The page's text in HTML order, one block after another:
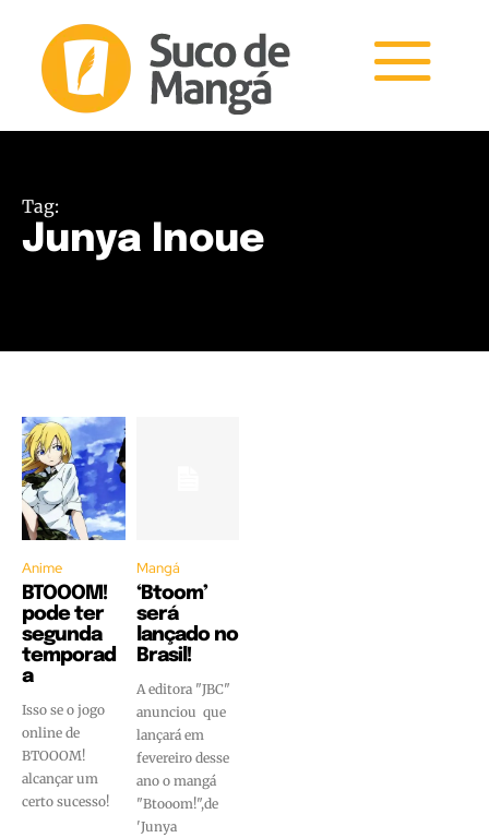
Tag:
Junya Inoue
Anime
BTOOOM!
pode ter
segunda
temporad
a
Isso se o jogo
online de
BTOOOM!
alcançar um
certo sucesso!
Mangá
‘Btoom’
será
lançado no
Brasil!
A editora "JBC"
anunciou que
lançará em
fevereiro desse
ano o mangá
"Btooom!",de
'Junya